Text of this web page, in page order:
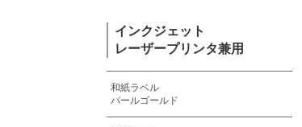
インクジェット
レーザープリンタ兼用
和紙ラベル
パールゴールド